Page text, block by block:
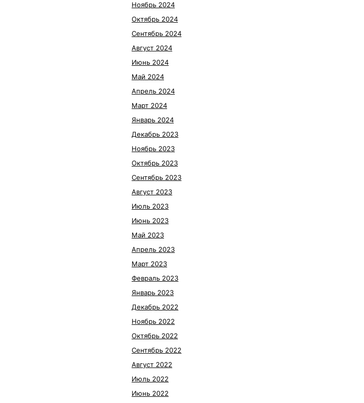
Ноябрь 2024
Октябрь 2024
Сентябрь 2024
Август 2024
Июнь 2024
Май 2024
Апрель 2024
Март 2024
Январь 2024
Декабрь 2023
Ноябрь 2023
Октябрь 2023
Сентябрь 2023
Август 2023
Июль 2023
Июнь 2023
Май 2023
Апрель 2023
Март 2023
Февраль 2023
Январь 2023
Декабрь 2022
Ноябрь 2022
Октябрь 2022
Сентябрь 2022
Август 2022
Июль 2022
Июнь 2022